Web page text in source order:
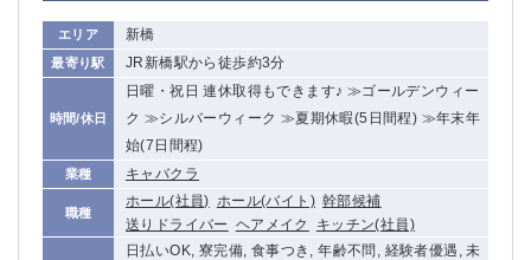
エリア 新橋
最寄り駅 JR新橋駅から徒歩約3分
時間/休日
日曜・祝日 連休取得もできます♪ ≫ゴールデンウィー
ク ≫シルバーウィーク ≫夏期休暇(5日間程) ≫年末年
始(7日間程)
業種 キャバクラ
職種
ホール(社員) ホール(バイト) 幹部候補
送りドライバー ヘアメイク キッチン(社員)
日払いOK, 寮完備, 食事つき, 年齢不問, 経験者優遇, 未